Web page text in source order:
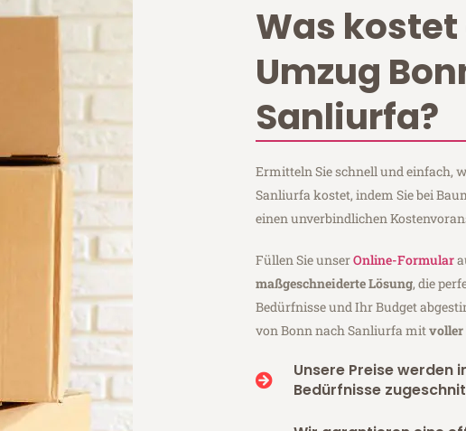
Was kostet
Umzug
Sanliurfa?
Ermitteln Sie schnell und einfach,
Sanliurfa kostet, indem Sie bei
einen unverbindlichen
Füllen Sie unserOnline-Formular
maßgeschneiderte Lösung, die
Bedürfnisse und Ihr Budget
von Bonn nach Sanliurfa mitvoller
Unsere Preise werden
Bedürfnisse